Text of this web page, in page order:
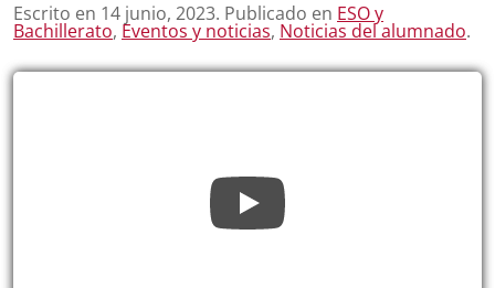
Escrito en 14 junio, 2023. Publicado en ESO y
Bachillerato, Eventos y noticias, Noticias del alumnado.